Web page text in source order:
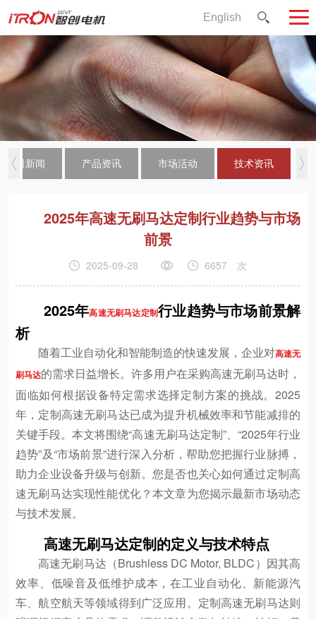
English
公司新闻 产品资讯 市场活动 技术资讯
2025年高速无刷马达定制行业趋势与市场
前景
2025-09-28 6657 次
2025年高速无刷马达定制行业趋势与市场前景解
析
随着工业自动化和智能制造的快速发展，企业对高速无
刷马达的需求日益增长。许多用户在采购高速无刷马达时，
面临如何根据设备特定需求选择定制方案的挑战。2025
年，定制高速无刷马达已成为提升机械效率和节能减排的
关键手段。本文将围绕“高速无刷马达定制”、“2025年行业
趋势”及“市场前景”进行深入分析，帮助您把握行业脉搏，
助力企业设备升级与创新。您是否也关心如何通过定制高
速无刷马达实现性能优化？本文章为您揭示最新市场动态
与技术发展。
高速无刷马达定制的定义与技术特点
高速无刷马达（Brushless DC Motor, BLDC）因其高
效率、低噪音及低维护成本，在工业自动化、新能源汽
车、航空航天等领域得到广泛应用。定制高速无刷马达则